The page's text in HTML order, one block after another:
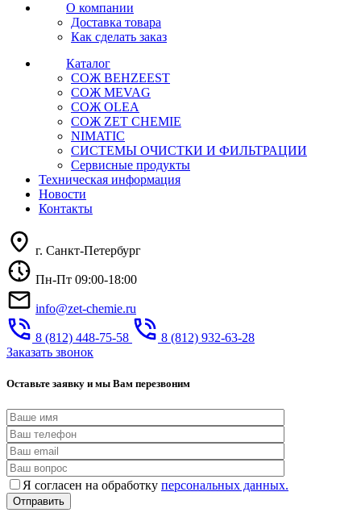
О компании
Доставка товара
Как сделать заказ
Каталог
СОЖ BEHZEEST
СОЖ MEVAG
СОЖ OLEA
СОЖ ZET CHEMIE
NIMATIC
СИСТЕМЫ ОЧИСТКИ И ФИЛЬТРАЦИИ
Сервисные продукты
Техническая информация
Новости
Контакты
г. Санкт-Петербург
Пн-Пт 09:00-18:00
info@zet-chemie.ru
8 (812) 448-75-58
8 (812) 932-63-28
Заказать звонок
Оставьте заявку и мы Вам перезвоним
Я согласен на обработку персональных данных.